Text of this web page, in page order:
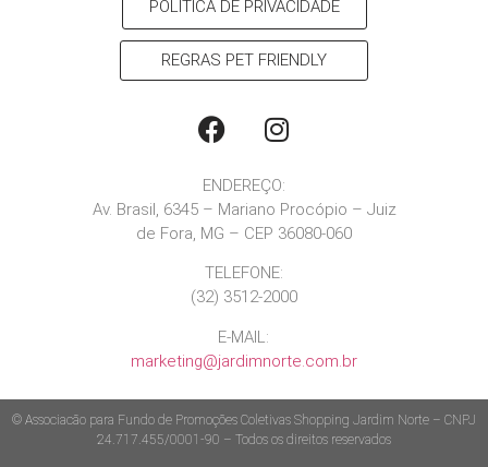
POLÍTICA DE PRIVACIDADE
REGRAS PET FRIENDLY
ENDEREÇO:
Av. Brasil, 6345 – Mariano Procópio – Juiz
de Fora, MG – CEP 36080-060
TELEFONE:
(32) 3512-2000
E-MAIL:
marketing@jardimnorte.com.br
© Associacão para Fundo de Promoções Coletivas Shopping Jardim Norte – CNPJ
24.717.455/0001-90 – Todos os direitos reservados